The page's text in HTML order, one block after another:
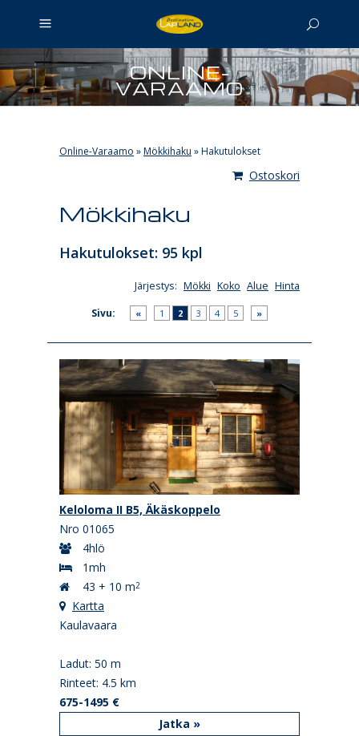
ONLINE-
VARAAMO
Online-Varaamo »Mökkihaku »Hakutulokset
Ostoskori
Mökkihaku
Hakutulokset: 95 kpl
Järjestys: Mökki Koko Alue Hinta
Sivu:
« 1 2 3 4 5 »
Keloloma II B5, Äkäskoppelo
Nro 01065
4hlö
1mh
43 + 10 m2
Kartta
Kaulavaara
Ladut: 50 m
Rinteet: 4.5 km
675-1495 €
Jatka »